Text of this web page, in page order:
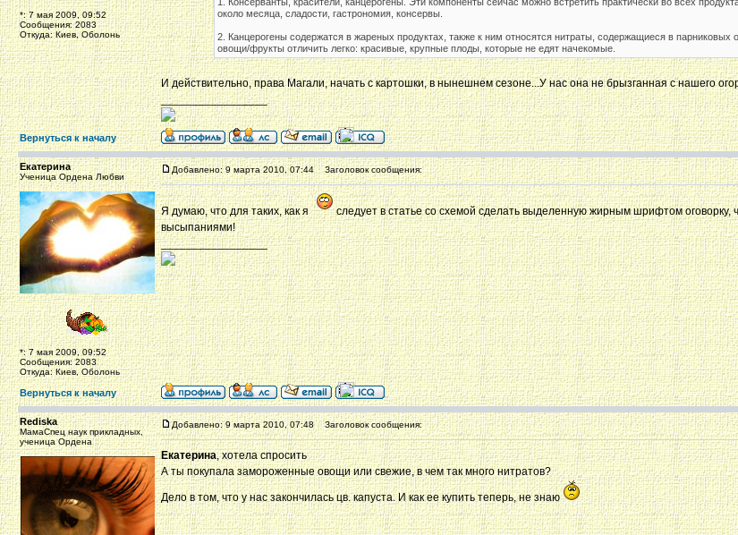
*: 7 мая 2009, 09:52
Сообщения: 2083
Откуда: Киев, Оболонь
около месяца, сладости, гастрономия, консервы.
2. Канцерогены содержатся в жареных продуктах, также к ним относятся нитраты, содержащиеся в
овощи/фрукты отличить легко: красивые, крупные плоды, которые не едят начекомые.
И действительно, права Магали, начать с картошки, в нынешнем сезоне...У нас она не брызганная с нашего
_________________
Вернуться к началу
Екатерина
Ученица Ордена Любви
*: 7 мая 2009, 09:52
Сообщения: 2083
Откуда: Киев, Оболонь
Добавлено: 9 марта 2010, 07:44 Заголовок сообщения:
Я думаю, что для таких, как я
следует в статье со схемой сделать выделенную жирным шрифтом оговорку,
высыпаниями!
_________________
Вернуться к началу
Rediska
МамаСпец наук прикладных,
ученица Ордена
Добавлено: 9 марта 2010, 07:48 Заголовок сообщения:
Екатерина, хотела спросить
А ты покупала замороженные овощи или свежие, в чем так много нитратов?
Дело в том, что у нас закончилась цв. капуста. И как ее купить теперь, не знаю